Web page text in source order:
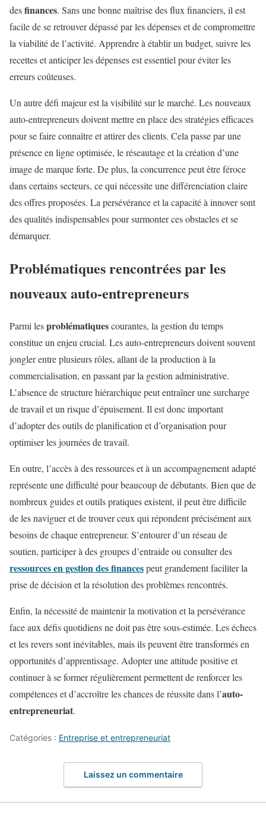
desfinances. Sans une bonne maîtrise des flux financiers, il est
facile de se retrouver dépassé par les dépenses et de compromettre
la viabilité de l’activité. Apprendre à établir un budget, suivre les
recettes et anticiper les dépenses est essentiel pour éviter les
erreurs coûteuses.
Un autre défi majeur est la visibilité sur le marché. Les nouveaux
auto-entrepreneurs doivent mettre en place des stratégies efficaces
pour se faire connaître et attirer des clients. Cela passe par une
présence en ligne optimisée, le réseautage et la création d’une
image de marque forte. De plus, la concurrence peut être féroce
dans certains secteurs, ce qui nécessite une différenciation claire
des offres proposées. La persévérance et la capacité à innover sont
des qualités indispensables pour surmonter ces obstacles et se
démarquer.
Problématiques rencontrées par les
nouveaux auto-entrepreneurs
Parmi lesproblématiquescourantes, la gestion du temps
constitue un enjeu crucial. Les auto-entrepreneurs doivent souvent
jongler entre plusieurs rôles, allant de la production à la
commercialisation, en passant par la gestion administrative.
L’absence de structure hiérarchique peut entraîner une surcharge
de travail et un risque d’épuisement. Il est donc important
d’adopter des outils de planification et d’organisation pour
optimiser les journées de travail.
En outre, l’accès à des ressources et à un accompagnement adapté
représente une difficulté pour beaucoup de débutants. Bien que de
nombreux guides et outils pratiques existent, il peut être difficile
de les naviguer et de trouver ceux qui répondent précisément aux
besoins de chaque entrepreneur. S’entourer d’un réseau de
soutien, participer à des groupes d’entraide ou consulter des
ressources en gestion des financespeut grandement faciliter la
prise de décision et la résolution des problèmes rencontrés.
Enfin, la nécessité de maintenir la motivation et la persévérance
face aux défis quotidiens ne doit pas être sous-estimée. Les échecs
et les revers sont inévitables, mais ils peuvent être transformés en
opportunités d’apprentissage. Adopter une attitude positive et
continuer à se former régulièrement permettent de renforcer les
compétences et d’accroître les chances de réussite dans l’auto-
entrepreneuriat.
Catégories : Entreprise et entrepreneuriat
Laissez un commentaire